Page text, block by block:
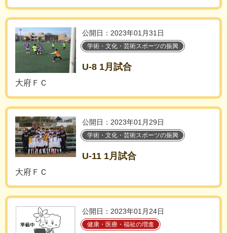
公開日：2023年01月31日
学術・文化・芸術スポーツの振興
U-8 1月試合
大府ＦＣ
公開日：2023年01月29日
学術・文化・芸術スポーツの振興
U-11 1月試合
大府ＦＣ
公開日：2023年01月24日
健康・医療・福祉の増進